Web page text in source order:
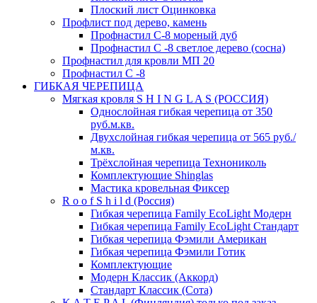
Плоский лист Оцинковка
Профлист под дерево, камень
Профнастил С-8 мореный дуб
Профнастил С -8 светлое дерево (сосна)
Профнастил для кровли МП 20
Профнастил С -8
ГИБКАЯ ЧЕРЕПИЦА
Мягкая кровля S H I N G L A S (РОССИЯ)
Однослойная гибкая черепица от 350
руб.м.кв.
Двухслойная гибкая черепица от 565 руб./
м.кв.
Трёхслойная черепица Технониколь
Комплектующие Shinglas
Мастика кровельная Фиксер
R o o f S h i l d (Россия)
Гибкая черепица Family ЕсоLight Модерн
Гибкая черепица Family ЕсоLight Стандарт
Гибкая черепица Фэмили Американ
Гибкая черепица Фэмили Готик
Комплектующие
Модерн Классик (Аккорд)
Стандарт Классик (Сота)